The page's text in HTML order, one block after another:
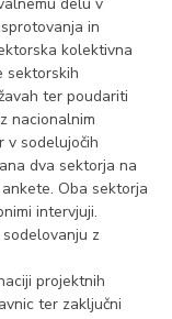
in
kolektivna
sektorskih
ter poudariti
nacionalnim
v sodelujočih
dva sektorja na
Oba sektorja
intervjuji.
sodelovanju z
projektnih
ter zaključni